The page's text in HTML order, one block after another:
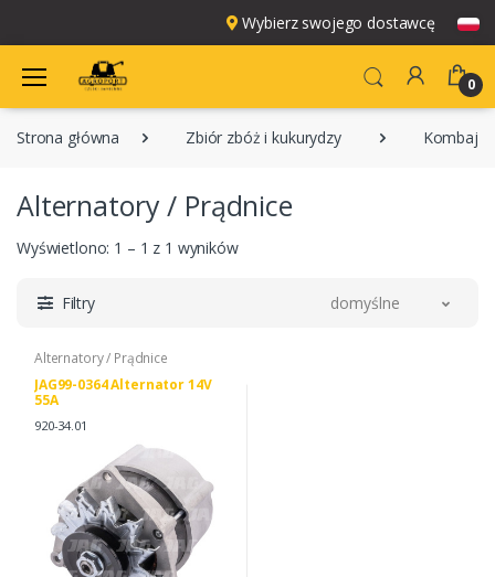
Wybierz swojego dostawcę
0
Strona główna Zbiór zbóż i kukurydzy
Alternatory / Prądnice
Wyświetlono: 1 – 1 z 1 wyników
Filtry domyślne
Alternatory / Prądnice
JAG99-0364 Alternator 14V
55A
920-34.01